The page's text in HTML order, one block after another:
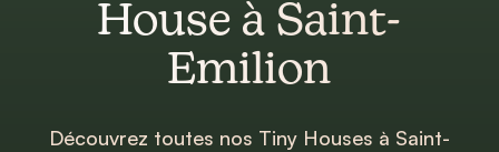
House à Saint-
Emilion
Découvrez toutes nos Tiny Houses à Saint-